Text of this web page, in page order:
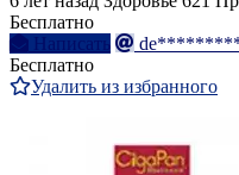
Бесплатно
Написать
Бесплатно
Удалить из избранного